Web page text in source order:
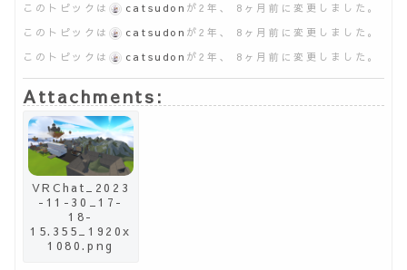
このトピックは
catsudon が2年、 8ヶ月前に変更しました。
このトピックは
catsudon が2年、 8ヶ月前に変更しました。
このトピックは
catsudon が2年、 8ヶ月前に変更しました。
Attachments:
VRChat_2023
-11-30_17-
18-
15.355_1920x
1080.png